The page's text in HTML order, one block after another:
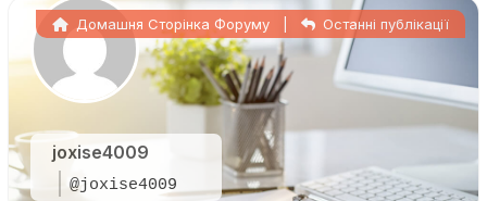
joxise4009
@joxise4009
Домашня Сторінка Форуму Останні публікації